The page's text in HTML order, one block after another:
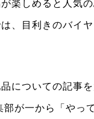
楽しめると人気の
、目利きのバイ
についての記事
が一から「やって